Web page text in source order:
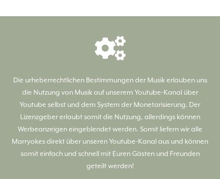
Die urheberrechtlichen Bestimmungen der Musik erlauben uns
die Nutzung von Musik auf unserem Youtube-Kanal über
Youtube selbst und dem System der Monetarisierung. Der
Lizenzgeber erlaubt somit die Nutzung, allerdings können
Werbeanzeigen eingeblendet werden. Somit liefern wir alle
Marryokes direkt über unseren Youtube-Kanal aus und können
somit einfach und schnell mit Euren Gästen und Freunden
geteilt werden!